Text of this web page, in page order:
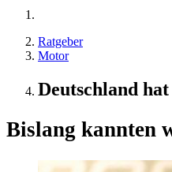
Ratgeber
Motor
Deutschland
Bislang kannten